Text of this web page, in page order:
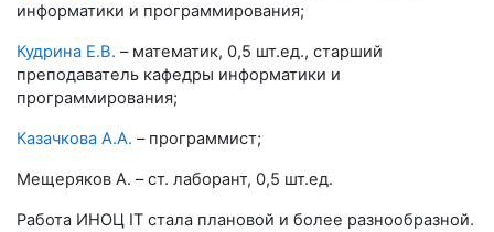
информатики и программирования;
Кудрина Е.В. – математик, 0,5 шт.ед., старший
преподаватель кафедры информатики и
программирования;
Казачкова А.А. – программист;
Мещеряков А. – ст. лаборант, 0,5 шт.ед.
Работа ИНОЦ IT стала плановой и более разнообразной.